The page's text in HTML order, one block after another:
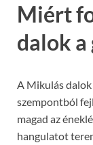
Miért
dalok a
A Mikulás
szempontból
magad az
hangulatot